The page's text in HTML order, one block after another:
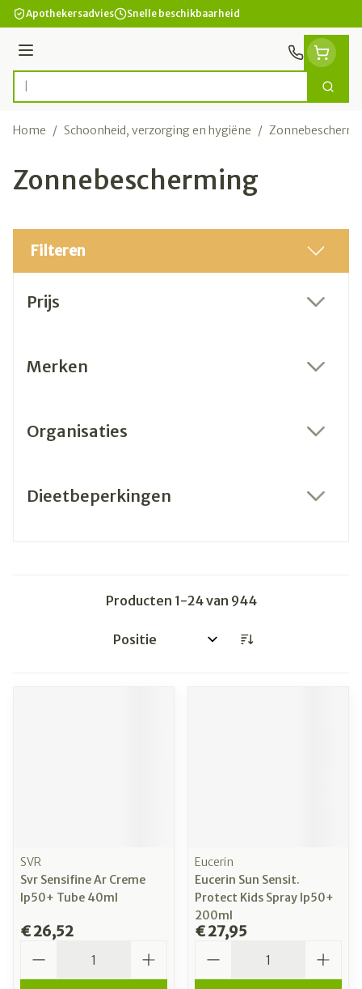
Ga naar de inhoud
Apothekersadvies Snelle beschikbaarheid
Menu
Product, merk, categorie... Zoek
Home / Schoonheid, verzorging en hygiëne /
Zonnebescherming
Filteren
Prijs
Merken
Organisaties
Dieetbeperkingen
Producten 1-24van 944
Sorteer op:
SVR
Svr Sensifine Ar Creme
Ip50+ Tube 40ml
€ 26,52
Eucerin
Eucerin Sun Sensit.
Protect Kids Spray Ip50+
200ml
€ 27,95